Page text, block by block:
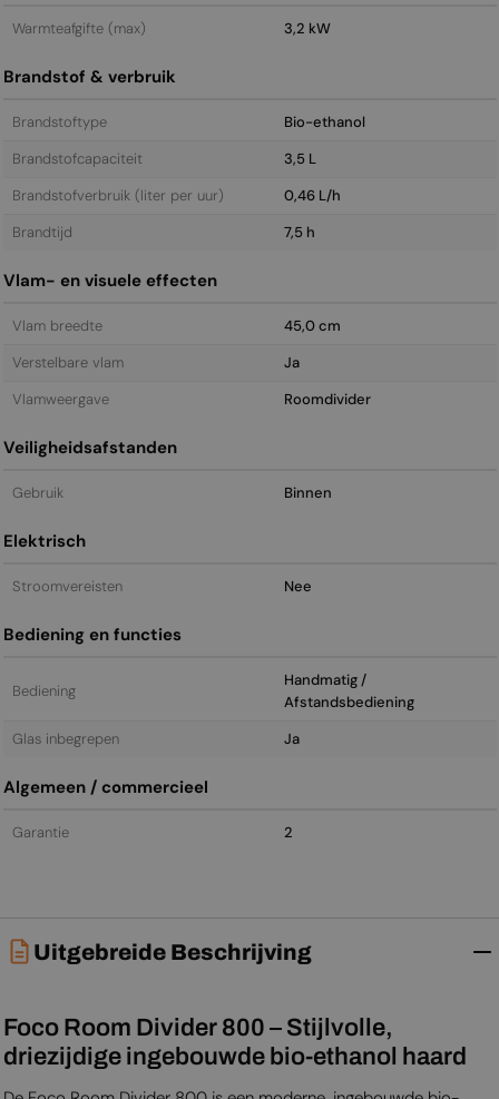
Warmteafgifte (max) 3,2 kW
Brandstof & verbruik
Brandstoftype
Bio-ethanol
Brandstofcapaciteit
3,5 L
Brandstofverbruik (liter per uur)
0,46 L/h
Brandtijd
7,5 h
Vlam- en visuele effecten
Vlam breedte
45,0 cm
Verstelbare vlam
Ja
Vlamweergave
Roomdivider
Veiligheidsafstanden
Gebruik Binnen
Elektrisch
Stroomvereisten Nee
Bediening en functies
Bediening
Handmatig /
Afstandsbediening
Glas inbegrepen
Ja
Algemeen / commercieel
Garantie 2
Uitgebreide Beschrijving
Foco Room Divider 800 – Stijlvolle,
driezijdige ingebouwde bio-ethanol haard